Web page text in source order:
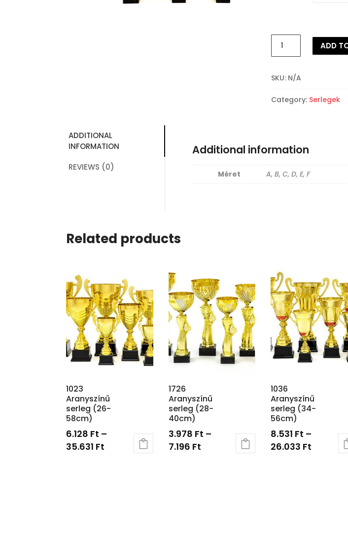
Aranyszínű
(33-
quantity
ADD
SKU: N/A
Category: Serlegek
ADDITIONAL
INFORMATION
REVIEWS (0)
Additional information
Méret A, B, C, D, E, F
Related products
1023
Aranyszínű
serleg (26-
58cm)
6.128 Ft –
35.631 Ft
1726
Aranyszínű
serleg (28-
40cm)
3.978 Ft –
7.196 Ft
1036
Aranyszínű
serleg (34-
56cm)
8.531 Ft –
26.033 Ft